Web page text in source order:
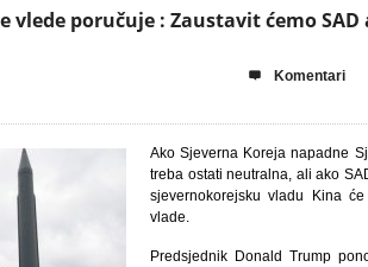
vlede poručuje : Zaustavit ćemo
 Komentari
Ako Sjeverna Koreja napadne
treba ostati neutralna, ali ako
sjevernokorejsku vladu Kina
vlade.
Predsjednik Donald Trump